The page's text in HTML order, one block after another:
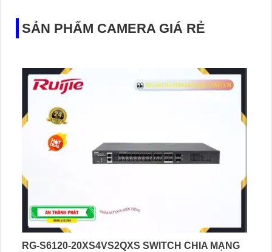
SẢN PHẨM CAMERA GIÁ RẺ
RG-S6120-20XS4VS2QXS SWITCH CHIA MẠNG